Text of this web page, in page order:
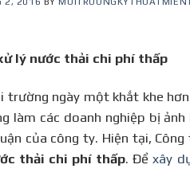
lý nước thải chi phí thấp
ngày một khắt khe hơn.
làm các doanh nghiệp bị
của công ty. Hiện tại,
thải chi phí thấp. Đểxây